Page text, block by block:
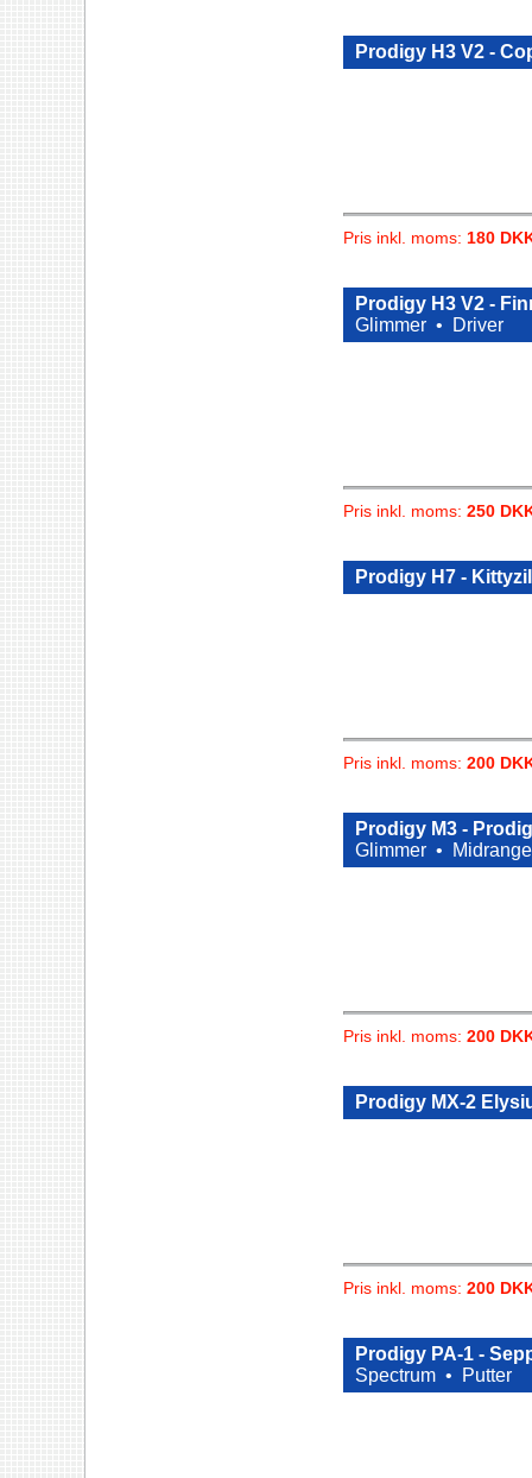
Prodigy H3 V2 -
Pris inkl. moms: 180
Prodigy H3 V2 -
Glimmer •
Driver
Pris inkl. moms: 250
Prodigy H7 -
Pris inkl. moms: 200
Prodigy M3 -
Glimmer •
Midrange
Pris inkl. moms: 200
Prodigy MX-2
Pris inkl. moms: 200
Prodigy PA-1 -
Spectrum •
Putter